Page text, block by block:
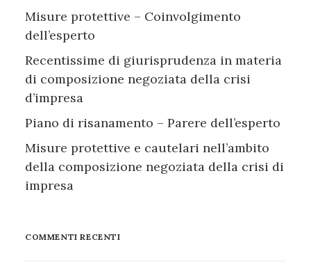
Misure protettive – Coinvolgimento
dell’esperto
Recentissime di giurisprudenza in materia
di composizione negoziata della crisi
d’impresa
Piano di risanamento – Parere dell’esperto
Misure protettive e cautelari nell’ambito
della composizione negoziata della crisi di
impresa
COMMENTI RECENTI